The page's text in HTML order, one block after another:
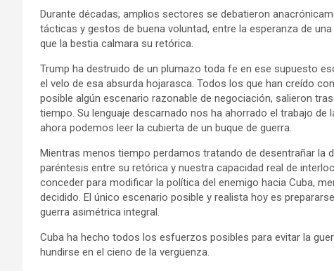
Durante décadas, amplios sectores se debatieron
tácticas y gestos de buena voluntad, entre la esperanza de
que la bestia calmara su retórica.
Trump ha destruido de un plumazo toda fe en ese supuesto
el velo de esa absurda hojarasca. Todos los que han creído
posible algún escenario razonable de negociación, salieron
tiempo. Su lenguaje descarnado nos ha ahorrado el trabajo de
ahora podemos leer la cubierta de un buque de guerra.
Mientras menos tiempo perdamos tratando de desentrañar la
paréntesis entre su retórica y nuestra capacidad real de
conceder para modificar la política del enemigo hacia Cuba,
decidido. El único escenario posible y realista hoy es
guerra asimétrica integral.
Cuba ha hecho todos los esfuerzos posibles para evitar la
hundirse en el cieno de la vergüenza.